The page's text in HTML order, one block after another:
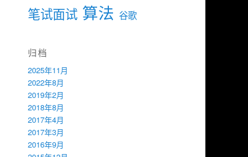
笔试面试 算法 谷歌
归档
2025年11月
2022年8月
2019年2月
2018年8月
2017年4月
2017年3月
2016年9月